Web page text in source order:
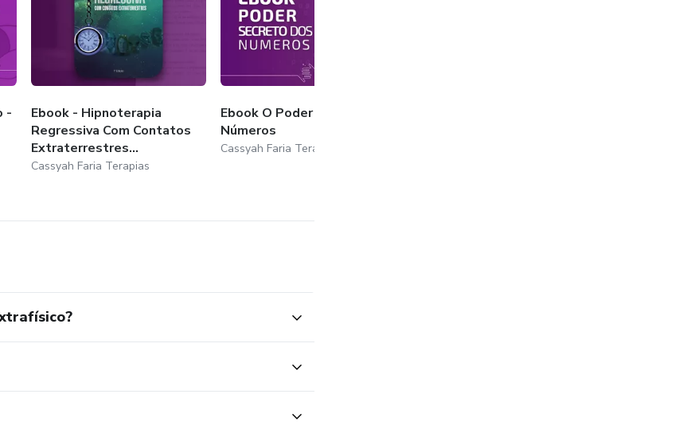
-
Ebook - Hipnoterapia
Regressiva Com Contatos
Extraterrestres...
Cassyah Faria Terapias
Ebook O Poder Secreto dos
Números
Cassyah Faria Terapias